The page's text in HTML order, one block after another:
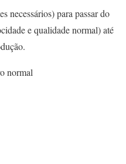
necessários) para passar do
e qualidade normal) até
normal